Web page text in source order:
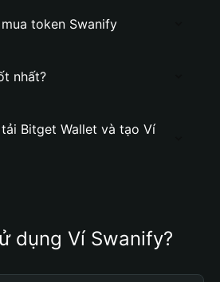
token Swanify
nhất?
Bitget Wallet và tạo Ví
dụng Ví Swanify?